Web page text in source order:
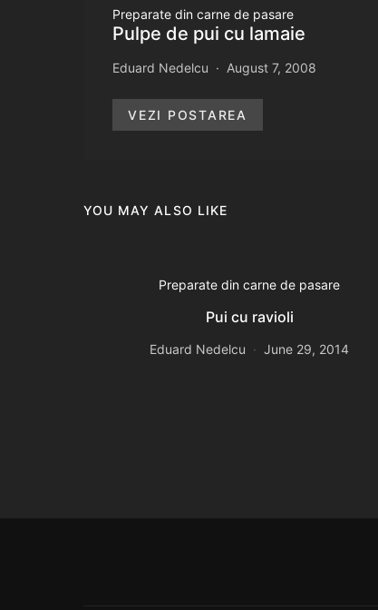
Preparate din carne de pasare
Pulpe de pui cu lamaie
Eduard Nedelcu August 7, 2008
VEZI POSTAREA
YOU MAY ALSO LIKE
Preparate din carne de pasare
Pui cu ravioli
Eduard Nedelcu June 29, 2014